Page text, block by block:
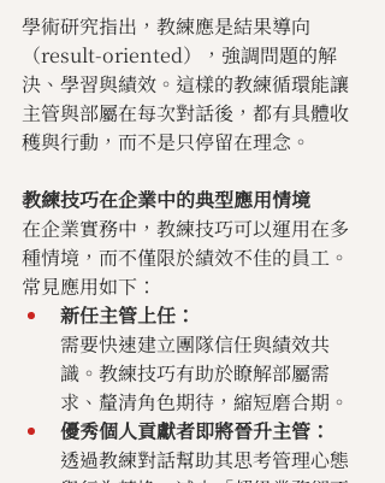
學術研究指出，教練應是結果導向
（result-oriented），強調問題的解
決、學習與績效。這樣的教練循環能讓
主管與部屬在每次對話後，都有具體收
穫與行動，而不是只停留在理念。
教練技巧在企業中的典型應用情境
在企業實務中，教練技巧可以運用在多
種情境，而不僅限於績效不佳的員工。
常見應用如下：
新任主管上任：
需要快速建立團隊信任與績效共
識。教練技巧有助於瞭解部屬需
求、釐清角色期待，縮短磨合期。
優秀個人貢獻者即將晉升主管：
透過教練對話幫助其思考管理心態